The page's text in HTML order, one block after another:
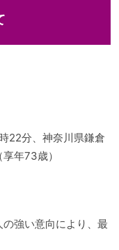
22分、神奈川県鎌倉
年73歳）
強い意向により、最